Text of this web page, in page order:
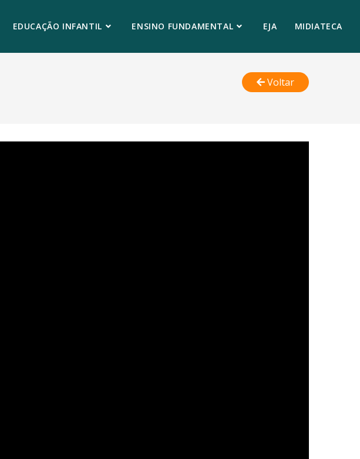
EDUCAÇÃO INFANTIL ENSINO FUNDAMENTAL EJA MIDIATECA
Voltar